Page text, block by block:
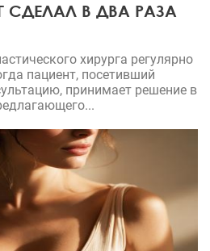
СДЕЛАЛ В ДВА РАЗА
хирурга регулярно
пациент, посетивший
принимает решение в